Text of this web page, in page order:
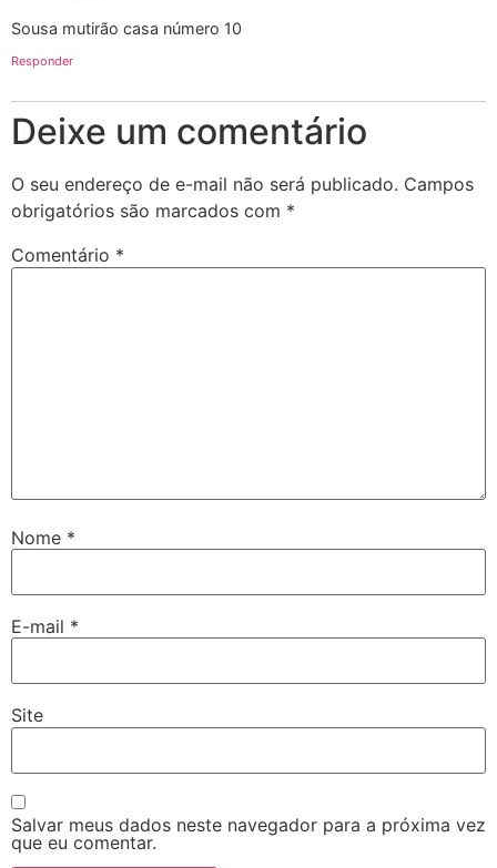
Sousa mutirão casa número 10
Responder
Deixe um comentário
O seu endereço de e-mail não será publicado. Campos
obrigatórios são marcados com *
Comentário *
Nome *
E-mail *
Site
Salvar meus dados neste navegador para a próxima vez
que eu comentar.